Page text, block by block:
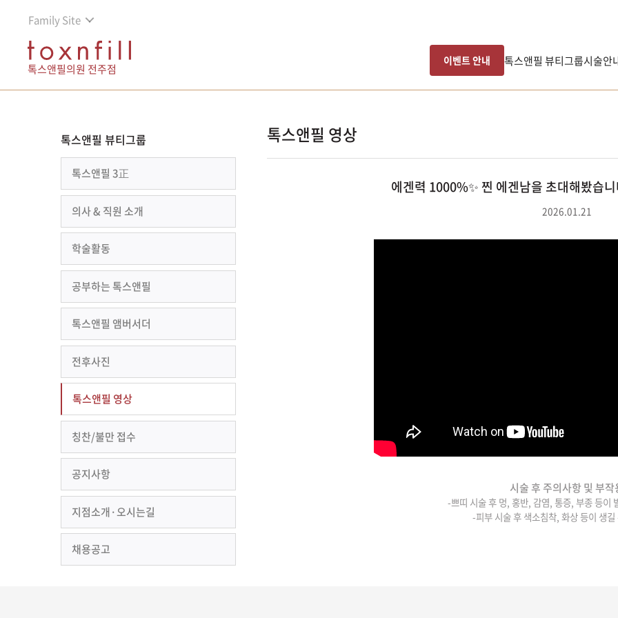
Family Site
톡스앤필의원 전주점
이벤트 안내 톡스앤필 뷰티그룹시술안
톡스앤필 뷰티그룹
톡스앤필 3正
의사 & 직원 소개
학술활동
공부하는 톡스앤필
톡스앤필 앰버서더
전후사진
톡스앤필 영상
칭찬/불만 접수
공지사항
지점소개·오시는길
채용공고
톡스앤필 영상
에겐력 1000%✨ 찐 에겐남을 초대해봤습
2026.01.21
시술 후 주의사항 및 부작
-쁘띠 시술 후 멍, 홍반, 감염, 통증, 부종 등이
-피부 시술 후 색소침착, 화상 등이 생